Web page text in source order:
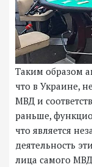
Таким образом
что в Украине,
МВД и
раньше,
что является
деятельность
лица самого